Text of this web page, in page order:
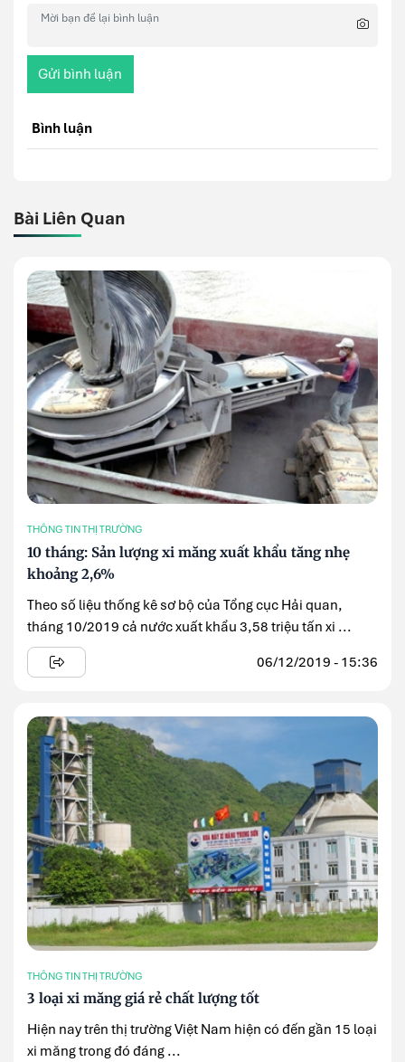
Gửi bình luận
Bình luận
Bài Liên Quan
THÔNG TIN THỊ TRƯỜNG
10 tháng: Sản lượng xi măng xuất khẩu tăng nhẹ
khoảng 2,6%
Theo số liệu thống kê sơ bộ của Tổng cục Hải quan,
tháng 10/2019 cả nước xuất khẩu 3,58 triệu tấn xi ...
06/12/2019 - 15:36
THÔNG TIN THỊ TRƯỜNG
3 loại xi măng giá rẻ chất lượng tốt
Hiện nay trên thị trường Việt Nam hiện có đến gần 15 loại
xi măng trong đó đáng ...